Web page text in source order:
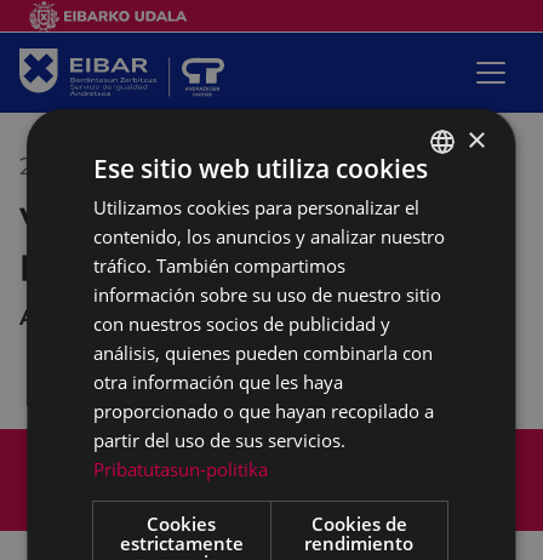
21/02/2019 18:00 -20:00
Vínculos afectivos para la
promoción del buentrato
Andretxea
Mapa del Sitio
Aviso legal
Política de cookies
Accesibilidad
BASQUE
SPANISH
×
Ese sitio web utiliza cookies
Utilizamos cookies para personalizar el
contenido, los anuncios y analizar nuestro
tráfico. También compartimos
información sobre su uso de nuestro sitio
con nuestros socios de publicidad y
análisis, quienes pueden combinarla con
otra información que les haya
proporcionado o que hayan recopilado a
partir del uso de sus servicios.
Pribatutasun-politika
Cookies
estrictamente
Cookies de
rendimiento